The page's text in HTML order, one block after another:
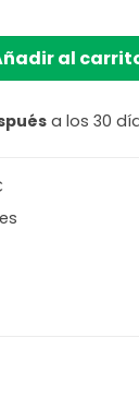
al
a los 30